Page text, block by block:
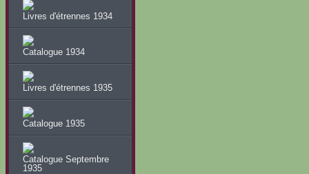
Livres d'étrennes 1934
Catalogue 1934
Livres d'étrennes 1935
Catalogue 1935
Catalogue Septembre
1935